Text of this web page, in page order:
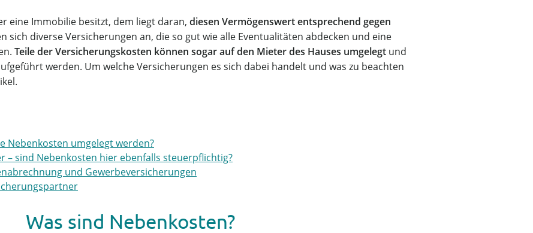
eine Immobilie besitzt, dem liegt daran, diesen Vermögenswert entsprechend gegen
sich diverse Versicherungen an, die so gut wie alle Eventualitäten abdecken und eine
Teile der Versicherungskosten können sogar auf den Mieter des Hauses umgelegt und
werden. Um welche Versicherungen es sich dabei handelt und was zu beachten
Nebenkosten umgelegt werden?
– sind Nebenkosten hier ebenfalls steuerpflichtig?
und Gewerbeversicherungen
Was sind Nebenkosten?